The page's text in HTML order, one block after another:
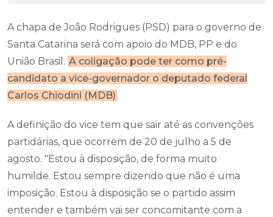
A chapa de João Rodrigues (PSD) para o governo de
Santa Catarina será com apoio do MDB, PP e do
União Brasil. A coligação pode ter como pré-
candidato a vice-governador o deputado federal
Carlos Chiodini (MDB) .
A definição do vice tem que sair até as convenções
partidárias, que ocorrem de 20 de julho a 5 de
agosto. "Estou à disposição, de forma muito
humilde. Estou sempre dizendo que não é uma
imposição. Estou à disposição se o partido assim
entender e também vai ser concomitante com a